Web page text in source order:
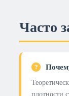
Часто
плотности